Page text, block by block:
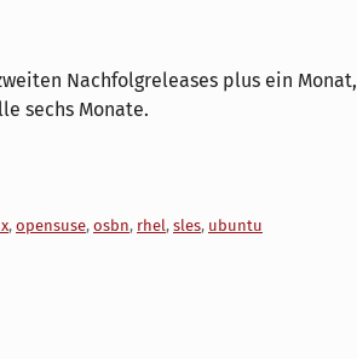
Nachfolgreleases plus ein Monat,
sechs Monate.
, opensuse, osbn, rhel, sles, ubuntu